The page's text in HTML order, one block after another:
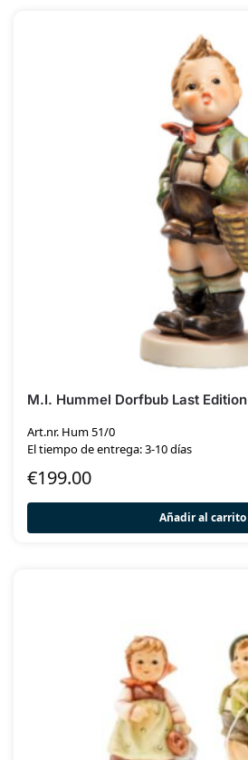
M.I. Hummel Dorfbub Last Edition
Art.nr. Hum 51/0
El tiempo de entrega: 3-10 días
€199.00
Añadir al carrito